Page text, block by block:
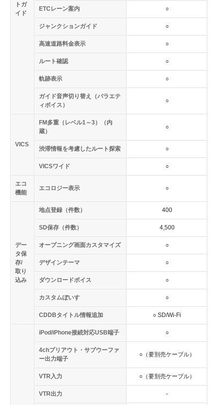
トガ
イド
ETCレーン案内 ○
ジャンクションガイド ○
高速道路料金表示 ○
ルート確認 ○
軌跡表示 ○
ガイド音声切り替え（バラエテ
ィボイス）
○
VICS
FM多重（レベル1～3）（内
蔵）
○
渋滞情報を考慮したルート探索 ○
VICSワイド ○
エコ
機能
エコロジー表示 ○
デー
タ保
存/
取り
込み
地点登録（件数） 400
SD保存（件数） 4,500
オープニング画面カスタマイズ ○
デザインテーマ ○
ダウンロードボイス ○
カスタムぼいす ○
CDDBタイトル情報追加 ○ SD/Wi-Fi
iPod/iPhone接続対応USB端子 ○
4chプリアウト・サブウーファ
ー出力端子
○（要別売ケーブル）
VTR入力 ○（要別売ケーブル）
VTR出力 -